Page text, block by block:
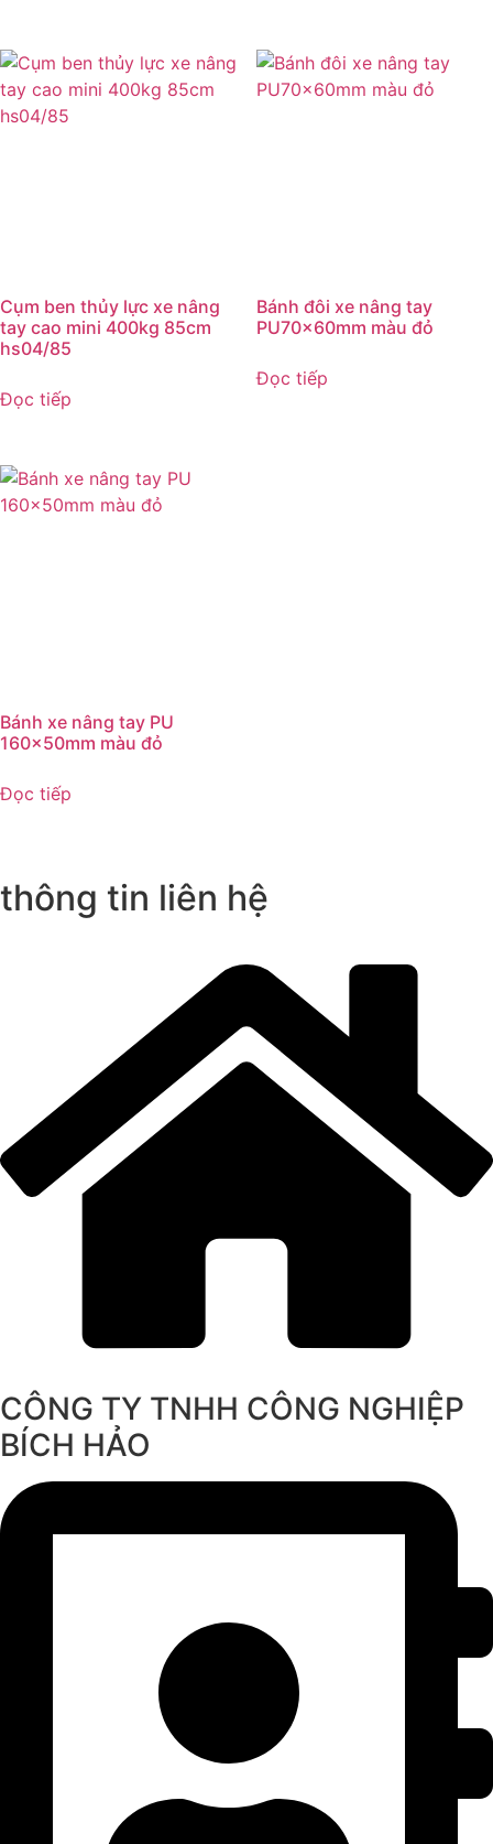
Cụm ben thủy lực xe nâng
tay cao mini 400kg 85cm
hs04/85
Đọc tiếp
Bánh đôi xe nâng tay
PU70x60mm màu đỏ
Đọc tiếp
Bánh xe nâng tay PU
160x50mm màu đỏ
Đọc tiếp
thông tin liên hệ
CÔNG TY TNHH CÔNG NGHIỆP
BÍCH HẢO